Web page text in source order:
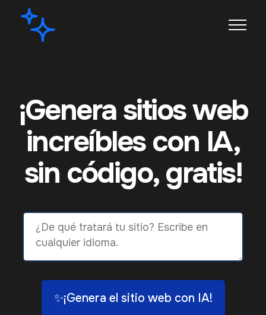
¡Genera sitios web
increíbles con IA,
sin código, gratis!
✨¡Genera el sitio web con IA!